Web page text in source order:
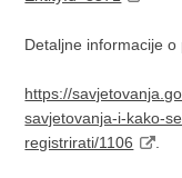
Detaljne informacije
https://
savjetovanja-i-kako-
registrirati/1106